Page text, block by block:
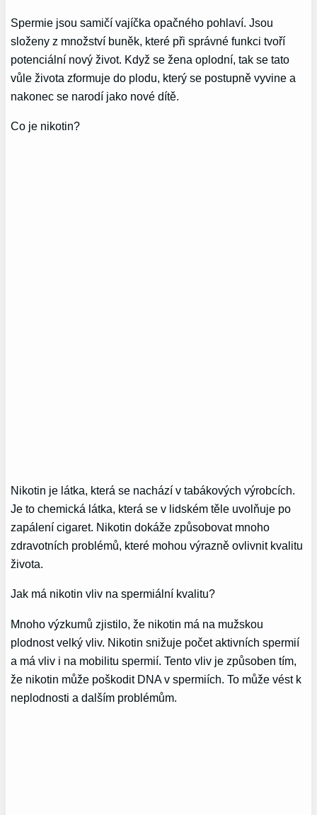
Spermie jsou samičí vajíčka opačného pohlaví. Jsou
složeny z množství buněk, které při správné funkci tvoří
potenciální nový život. Když se žena oplodní, tak se tato
vůle života zformuje do plodu, který se postupně vyvine a
nakonec se narodí jako nové dítě.
Co je nikotin?
Nikotin je látka, která se nachází v tabákových výrobcích.
Je to chemická látka, která se v lidském těle uvolňuje po
zapálení cigaret. Nikotin dokáže způsobovat mnoho
zdravotních problémů, které mohou výrazně ovlivnit kvalitu
života.
Jak má nikotin vliv na spermiální kvalitu?
Mnoho výzkumů zjistilo, že nikotin má na mužskou
plodnost velký vliv. Nikotin snižuje počet aktivních spermií
a má vliv i na mobilitu spermií. Tento vliv je způsoben tím,
že nikotin může poškodit DNA v spermiích. To může vést k
neplodnosti a dalším problémům.